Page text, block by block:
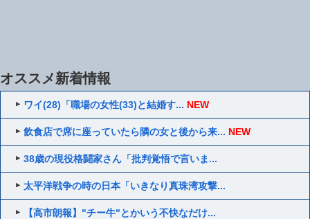
オススメ新着情報
ワイ(28)「職場の女性(33)と結婚す... NEW
飲食店で席に座っていたら隣の女と後から来... NEW
38歳の現役格闘家さん「批判覚悟で言いま...
太平洋戦争の時の日本「いきなり真珠湾攻撃...
【高市朗報】"チー牛"とかいう不快なだけ...